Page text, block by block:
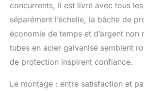
concurrents, il est livré avec tous
séparément l’échelle, la bâche de
économie de temps et d’argent
tubes en acier galvanisé semblent
de protection inspirent confiance.
Le montage : entre satisfaction et